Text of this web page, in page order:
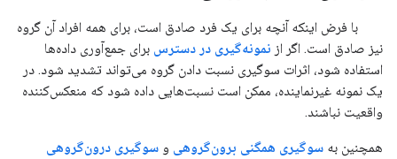
با فرض اینکه آنچه برای یک فرد صادق است، برای همه افراد آن گروه
نیز صادق است. اگر از نمونه‌گیری در دسترس برای جمع‌آوری داده‌ها
استفاده شود، اثرات سوگیری نسبت دادن گروه می‌تواند تشدید شود. در
یک نمونه غیرنماینده، ممکن است نسبت‌هایی داده شود که منعکس‌کننده
واقعیت نباشند.
همچنین به سوگیری همگنی برون‌گروهی و سوگیری درون‌گروهی